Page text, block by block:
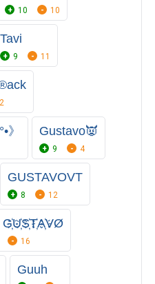
10 10
Tavi
9 11
》 Gustavo👿
9 4
GUSTAVOㅤVT
8 12
16
Guuh